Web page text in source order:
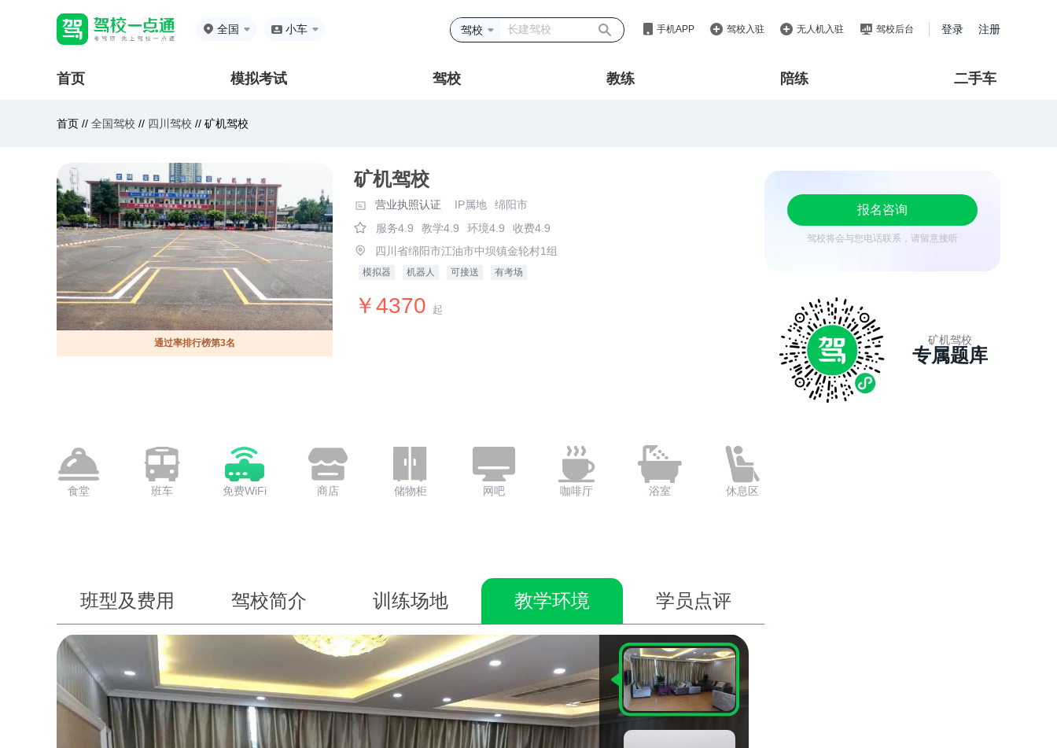
全国 小车 驾校 手机APP 驾校入驻 无人机入驻 驾校后台 登录 注册
首页 模拟考试 驾校 教练 陪练 二手车
首页 // 全国驾校 // 四川驾校 // 矿机驾校
通过率排行榜第3名
矿机驾校
营业执照认证 IP属地
绵阳市
服务4.9
教学4.9 环境4.9
收费4.9
四川省绵阳市江油市中坝镇金轮村1组
模拟器 机器人 可接送 有考场
￥4370 起
报名咨询
驾校将会与您电话联系，请留意接听
矿机驾校
专属题库
食堂 班车 免费WiFi 商店 储物柜 网吧 咖啡厅 浴室 休息区
班型及费用 驾校简介 训练场地 教学环境 学员点评